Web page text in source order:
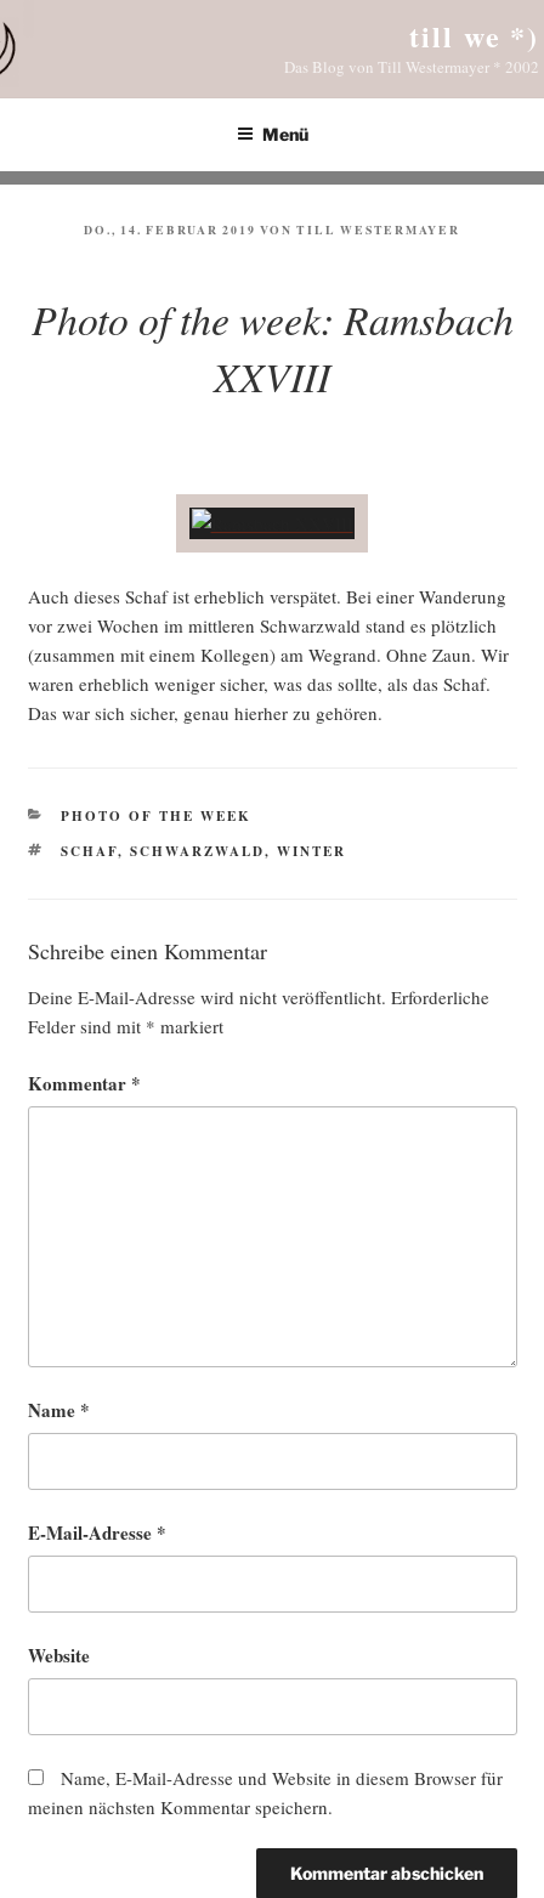
Inhalt
springen
till we *)
Das Blog von Till Westermayer * 2002
Menü
VERÖFFENTLICHT
DO., 14. FEBRUAR 2019 VONTILL WESTERMAYER
Photo of the week: Ramsbach
XXVIII
Auch die­ses Schaf ist erheb­lich ver­spä­tet. Bei einer Wan­de­rung
vor zwei Wochen im mitt­le­ren Schwarz­wald stand es plötz­lich
(zusam­men mit einem Kol­le­gen) am Weg­rand. Ohne Zaun. Wir
waren erheb­lich weni­ger sicher, was das soll­te, als das Schaf.
Das war sich sicher, genau hier­her zu gehören.
KATEGORIEN
PHOTO OF THE WEEK
SCHLAGWÖRTER
SCHAF, SCHWARZWALD, WINTER
Schreibe einen Kommentar
Deine E-Mail-Adresse wird nicht veröffentlicht. Erforderliche
Felder sind mit * markiert
Kommentar *
Name *
E-Mail-Adresse *
Website
Name, E-Mail-Adresse und Website in diesem Browser für
meinen nächsten Kommentar speichern.